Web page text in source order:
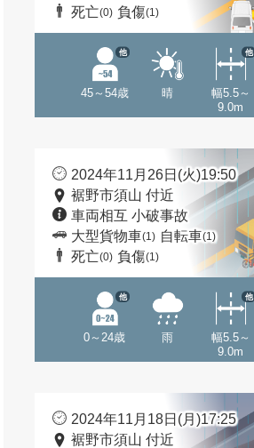
死亡(0) 負傷(1)
45～54歳
他
晴
幅5.5～
9.0m
他
2024年11月26日(火)19:50
裾野市須山 付近
車両相互 小破事故
大型貨物車(1) 自転車(1)
死亡(0) 負傷(1)
0～24歳
他
雨
幅5.5～
9.0m
他
2024年11月18日(月)17:25
裾野市須山 付近